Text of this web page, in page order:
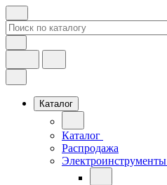
Каталог
Каталог
Распродажа
Электроинструменты